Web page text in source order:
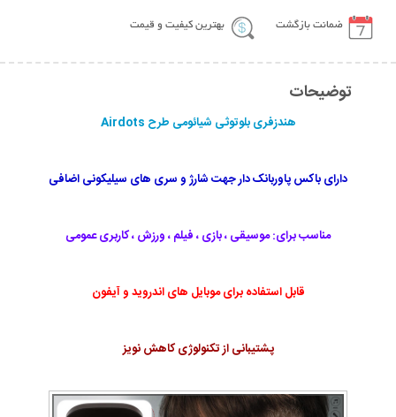
ضمانت بازگشت بهترین کیفیت و قیمت
توضیحات
هندزفری بلوتوثی شیائومی طرح Airdots
دارای باکس پاوربانک دار جهت شارژ و سری های سیلیکونی اضافی
مناسب برای: موسیقی ، بازی ، فیلم ، ورزش ، کاربری عمومی
قابل استفاده برای موبایل های اندروید و آیفون
پشتیبانی از تکنولوژی کاهش نویز